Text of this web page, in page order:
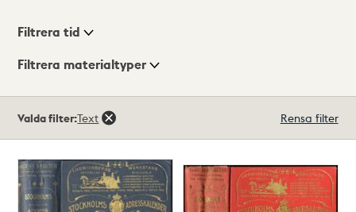
Visningsläge
Filtrera tid
Filtrera materialtyper
1125träffar
Valda filter:Text Rensa filter